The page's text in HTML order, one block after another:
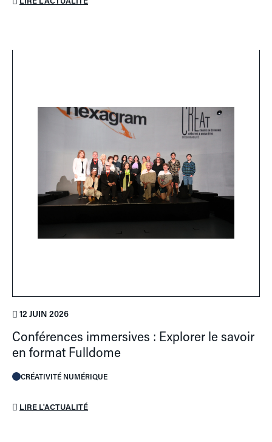
12 JUIN 2026
Conférences immersives : Explorer le savoir
en format Fulldome
CRÉATIVITÉ NUMÉRIQUE
LIRE L'ACTUALITÉ